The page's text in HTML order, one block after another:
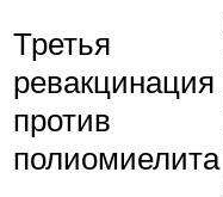
Третья
ревакцинация
против
полиомиелита